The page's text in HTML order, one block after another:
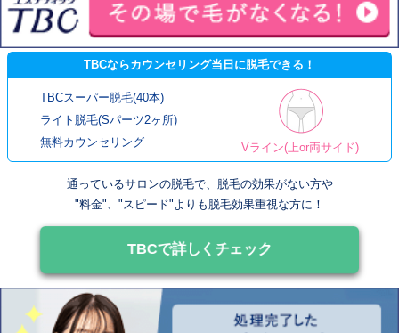
TBCならカウンセリング当日に脱毛できる！
TBCスーパー脱毛(40本)
ライト脱毛(Sパーツ2ヶ所)
無料カウンセリング
Vライン(上or両サイド)
通っているサロンの脱毛で、脱毛の効果がない方や
"料金"、"スピード"よりも脱毛効果重視な方に！
TBCで詳しくチェック